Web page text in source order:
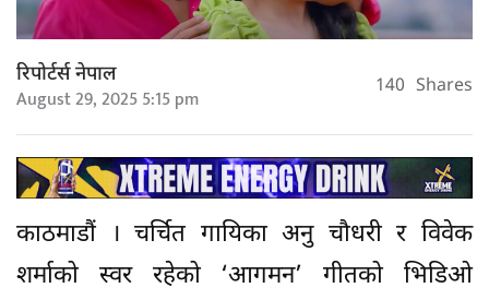
रिपोर्टर्स नेपाल
August 29, 2025 5:15 pm 140 Shares
काठमाडौं । चर्चित गायिका अनु चौधरी र विवेक
शर्माको स्वर रहेको ‘आगमन’ गीतको भिडिओ